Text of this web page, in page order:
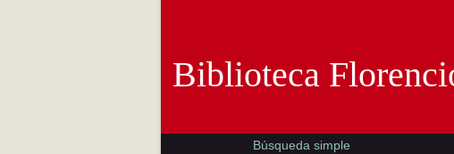
Biblioteca
Búsqueda simple